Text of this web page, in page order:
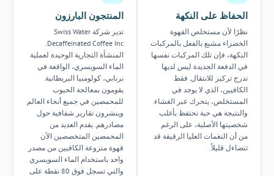
الحفاظ على النكهة
نظرًا لأن مستخلص القهوة
الخضراء مشبع بالفعل بالمركبات
النكهة، فإن تلك المركبات نفسها
في الدفعة الجديدة ليس لديها
تدرج تركيز للانتقال. فقط
الكافيين، الذي لا يوجد في
المستخلص، يتحرك عبر الغشاء.
والنتيجة هي حبة تحتفظ بأغلب
شخصيتها الأصلية، على الرغم
من أن النغمات العليا الرقيقة قد
تتضاءل قليلاً.
المنتجون البارزون
تدير شركة Swiss Water
المنشأة التجارية الوحيدة لعملية
الماء السويسري، الواقعة في
برنابي، كولومبيا البريطانية.
يقومون بمعالجة الحبوب
للمحمصين في جميع أنحاء العالم
وينشرون تقارير شفافية حول
مصادرهم. يقدم العديد من
المحمصين المتخصصين الآن
قهوة منزوعة الكافيين من مصدر
واحد باستخدام الماء السويسري
والتي تسجل فوق 80 نقطة على